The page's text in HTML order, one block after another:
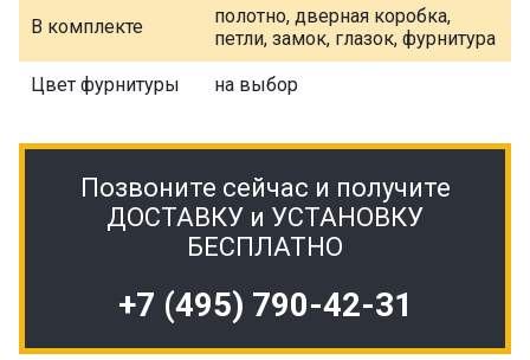
В комплекте
полотно, дверная коробка,
петли, замок, глазок, фурнитура
Цвет фурнитуры на выбор
Позвоните сейчас и получите
ДОСТАВКУ и УСТАНОВКУ
БЕСПЛАТНО
+7 (495) 790-42-31